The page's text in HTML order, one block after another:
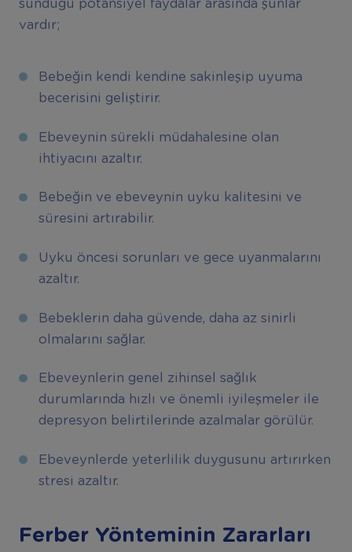
sunduğu potansiyel faydalar arasında şunlar
vardır;
Bebeğin kendi kendine sakinleşip uyuma
becerisini geliştirir.
Ebeveynin sürekli müdahalesine olan
ihtiyacını azaltır.
Bebeğin ve ebeveynin uyku kalitesini ve
süresini artırabilir.
Uyku öncesi sorunları ve gece uyanmalarını
azaltır.
Bebeklerin daha güvende, daha az sinirli
olmalarını sağlar.
Ebeveynlerin genel zihinsel sağlık
durumlarında hızlı ve önemli iyileşmeler ile
depresyon belirtilerinde azalmalar görülür.
Ebeveynlerde yeterlilik duygusunu artırırken
stresi azaltır.
Ferber Yönteminin Zararları